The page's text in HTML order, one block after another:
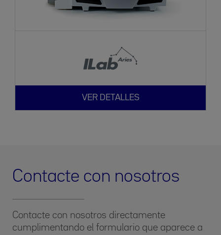
VER DETALLES
Contacte con nosotros
Contacte con nosotros directamente
cumplimentando el formulario que aparece a